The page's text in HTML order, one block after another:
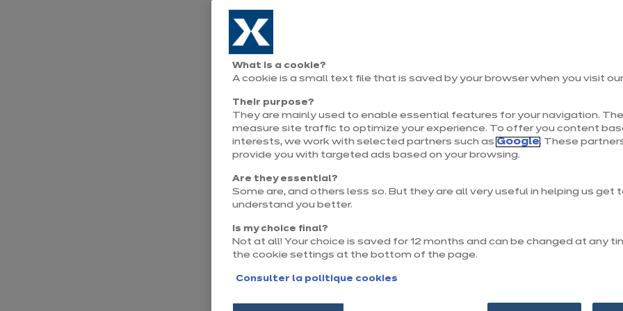
pour un espace de
optimisé
Un bureau bien pensé change la façon de travailler au quotidien.
L’association d’un espace de travail confortable et d’une
généreuse crée un lieu à la fois fonctionnel, inspirant et très
livres, dossiers et accessoires trouvent naturellement leur
concentration gagne en qualité, et la pièce entière gagne en
la simple niche aménagée dans un salon à la pièce dédiée sur
aménagement offre une réponse élégante aux enjeux de gain
d’organisation et de design dans une maison ou un
contemporain.​
What is a cookie?
A cookie is a small text file that is saved by your browser when you visit
Their purpose?
They are mainly used to enable essential features for your navigation.
measure site traffic to optimize your experience. To offer you content
interests, we work with selected partners such as Google. These
provide you with targeted ads based on your browsing.
Are they essential?
Some are, and others less so. But they are all very useful in helping us get
understand you better.
Is my choice final?
Not at all! Your choice is saved for 12 months and can be changed at any
the cookie settings at the bottom of the page.
Consulter la politique cookies